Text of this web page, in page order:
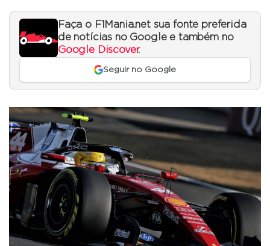
Faça o F1Mania.net sua fonte preferida
de notícias no Google e também no
Google Discover.
Seguir no Google